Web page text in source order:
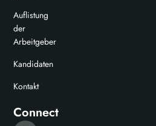
Auflistung
der
Arbeitgeber
Kandidaten
Kontakt
Connect